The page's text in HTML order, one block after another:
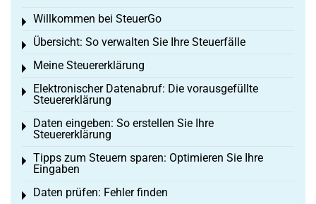
Willkommen bei SteuerGo
Toggle menu
Übersicht: So verwalten Sie Ihre Steuerfälle
Toggle menu
Meine Steuererklärung
Toggle menu
Elektronischer Datenabruf: Die vorausgefüllte
Steuererklärung
Toggle menu
Daten eingeben: So erstellen Sie Ihre
Steuererklärung
Toggle menu
Tipps zum Steuern sparen: Optimieren Sie Ihre
Eingaben
Toggle menu
Daten prüfen: Fehler finden
Toggle menu